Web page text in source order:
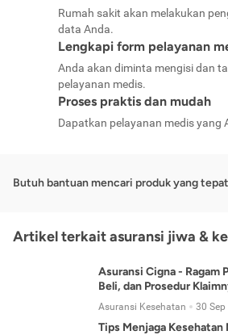
Rumah sakit akan melakukan
data Anda.
Lengkapi form pelayanan
Anda akan diminta mengisi dan
pelayanan medis.
Proses praktis dan mudah
Dapatkan pelayanan medis yang
Butuh bantuan mencari produk yang
Artikel terkait asuransi jiwa &
Asuransi Cigna - Ragam
Beli, dan Prosedur
Asuransi Kesehatan 30
Tips Menjaga Kesehatan